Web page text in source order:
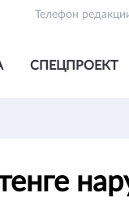
Телефон
СПЕЦПРОЕКТ